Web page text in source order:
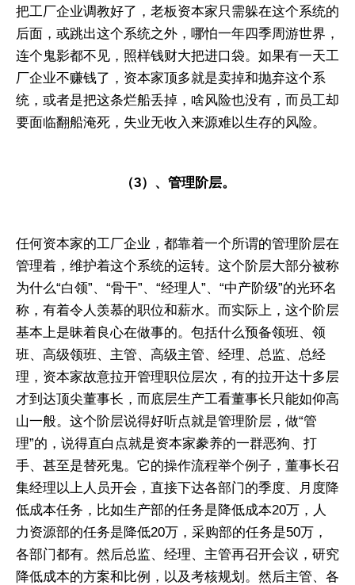
把工厂企业调教好了，老板资本家只需躲在这个系统的
后面，或跳出这个系统之外，哪怕一年四季周游世界，
连个鬼影都不见，照样钱财大把进口袋。如果有一天工
厂企业不赚钱了，资本家顶多就是卖掉和抛弃这个系
统，或者是把这条烂船丢掉，啥风险也没有，而员工却
要面临翻船淹死，失业无收入来源难以生存的风险。
（3）、管理阶层。
任何资本家的工厂企业，都靠着一个所谓的管理阶层在
管理着，维护着这个系统的运转。这个阶层大部分被称
为什么“白领”、“骨干”、“经理人”、“中产阶级”的光环名
称，有着令人羡慕的职位和薪水。而实际上，这个阶层
基本上是昧着良心在做事的。包括什么预备领班、领
班、高级领班、主管、高级主管、经理、总监、总经
理，资本家故意拉开管理职位层次，有的拉开达十多层
才到达顶尖董事长，而底层生产工看董事长只能如仰高
山一般。这个阶层说得好听点就是管理阶层，做“管
理”的，说得直白点就是资本家豢养的一群恶狗、打
手、甚至是替死鬼。它的操作流程举个例子，董事长召
集经理以上人员开会，直接下达各部门的季度、月度降
低成本任务，比如生产部的任务是降低成本20万，人
力资源部的任务是降低20万，采购部的任务是50万，
各部门都有。然后总监、经理、主管再召开会议，研究
降低成本的方案和比例，以及考核规划。然后主管、各